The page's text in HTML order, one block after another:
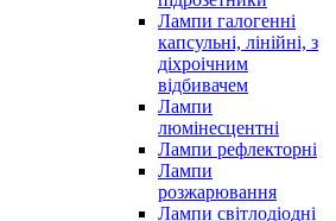
Лампи галогенні
капсульні, лінійні, з
діхроічним
відбивачем
Лампи
люмінесцентні
Лампи рефлекторні
Лампи
розжарювання
Лампи світлодіодні